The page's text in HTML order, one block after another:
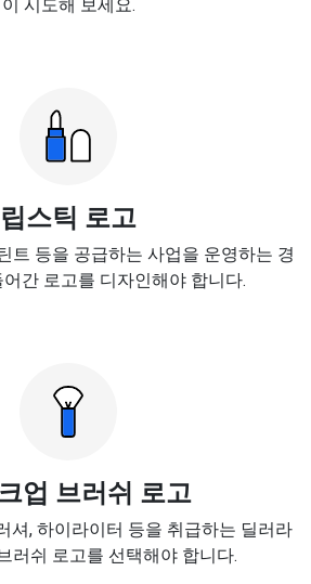
이 시도해 보세요.
립스틱 로고
트 등을 공급하는 사업을 운영하는 경
간 로고를 디자인해야 합니다.
업 브러쉬 로고
셔, 하이라이터 등을 취급하는 딜러라
러쉬 로고를 선택해야 합니다.